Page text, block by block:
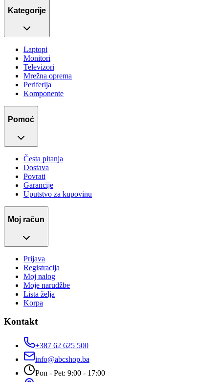
Kategorije
Laptopi
Monitori
Televizori
Mrežna oprema
Periferija
Komponente
Pomoć
Česta pitanja
Dostava
Povrati
Garancije
Uputstvo za kupovinu
Moj račun
Prijava
Registracija
Moj nalog
Moje narudžbe
Lista želja
Korpa
Kontakt
+387 62 625 500
info@abcshop.ba
Pon - Pet: 9:00 - 17:00